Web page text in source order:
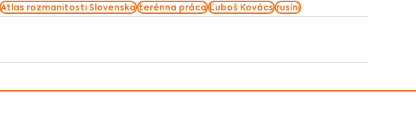
Atlas rozmanitosti Slovenska terénna práca Ľuboš Kovács rusíni